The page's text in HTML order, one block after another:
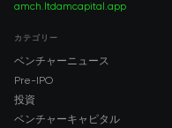
amch.ltdamcapital.app
カテゴリー
ベンチャーニュース
Pre-IPO
投資
ベンチャーキャピタル